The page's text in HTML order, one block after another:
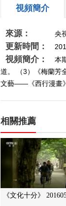
視頻簡介
來源： 央
更新時間：
視頻簡介：
本
道。 （3）《梅蘭芳
文藝——《西行漫畫
相關推薦
《文化十分》